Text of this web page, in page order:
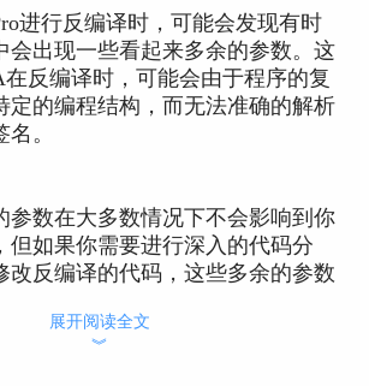
进行反编译时，可能会发现有时
会出现一些看起来多余的参数。这
反编译时，可能会由于程序的复
定的编程结构，而无法准确的解析
。
参数在大多数情况下不会影响到你
但如果你需要进行深入的代码分
改反编译的代码，这些多余的参数
Prototype"功能来手动修改函数的
展开阅读全文
︾